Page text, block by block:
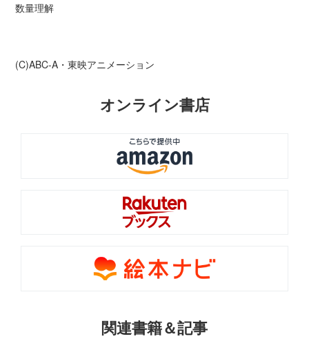
数量理解
(C)ABC-A・東映アニメーション
オンライン書店
関連書籍＆記事